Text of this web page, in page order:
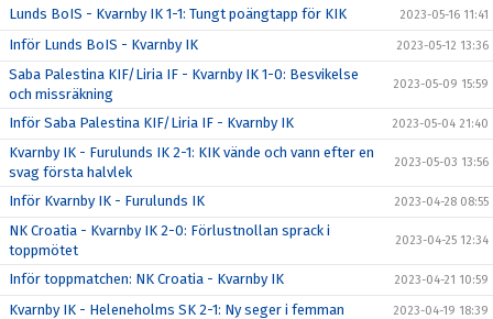
Lunds BoIS - Kvarnby IK 1-1: Tungt poängtapp för KIK 2023-05-16 11:41
Inför Lunds BoIS - Kvarnby IK 2023-05-12 13:36
Saba Palestina KIF/Liria IF - Kvarnby IK 1-0: Besvikelse
och missräkning
2023-05-09 15:59
Inför Saba Palestina KIF/Liria IF - Kvarnby IK 2023-05-04 21:40
Kvarnby IK - Furulunds IK 2-1: KIK vände och vann efter en
svag första halvlek
2023-05-03 13:56
Inför Kvarnby IK - Furulunds IK 2023-04-28 08:55
NK Croatia - Kvarnby IK 2-0: Förlustnollan sprack i
toppmötet
2023-04-25 12:34
Inför toppmatchen: NK Croatia - Kvarnby IK 2023-04-21 10:59
Kvarnby IK - Heleneholms SK 2-1: Ny seger i femman 2023-04-19 18:39